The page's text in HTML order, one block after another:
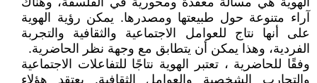
آراء متنوعة حول طبيعتها ومصدرها. يمكن رؤية الهوية
على أنها نتاج للعوامل الاجتماعية والثقافية والتجربة
الفردية، وهذا يمكن أن يتطابق مع وجهة نظر الحاضرية.
وفقًا للحاضرية ، تعتبر الهوية نتاجًا للتفاعلات الاجتماعية
والتجارب الشخصية والعوامل الثقافية. يعتقد هؤلاء